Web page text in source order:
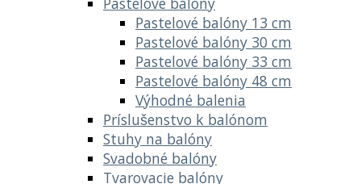
Pastelové balóny 13 cm
Pastelové balóny 30 cm
Pastelové balóny 33 cm
Pastelové balóny 48 cm
Výhodné balenia
Príslušenstvo k balónom
Stuhy na balóny
Svadobné balóny
Tvarovacie balóny